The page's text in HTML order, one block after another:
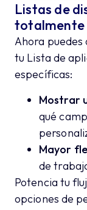
Listas de
totalmente
Ahora
tu Lista de
específicas:
Mostrar
qué
Mayor
de
Potencia tu
opciones de